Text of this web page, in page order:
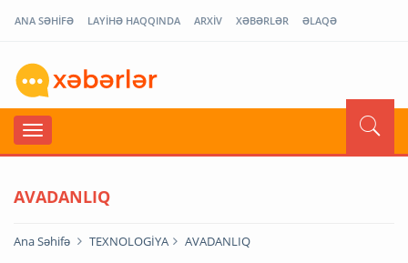
ANA SƏHİFƏ LAYİHƏ HAQQINDA ARXİV XƏBƏRLƏR ƏLAQƏ
AVADANLIQ
Ana Səhifə TEXNOLOGİYA AVADANLIQ